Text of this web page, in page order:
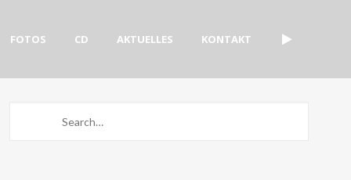
FOTOS CD AKTUELLES KONTAKT